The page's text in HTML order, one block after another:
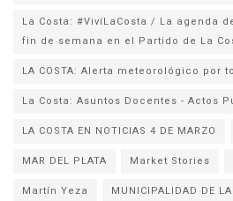
La Costa: #VivíLaCosta / La agenda
fin de semana en el Partido de La
LA COSTA: Alerta meteorológico por
La Costa: Asuntos Docentes - Actos
LA COSTA EN NOTICIAS 4 DE MARZO
MAR DEL PLATA
Market Stories
Martín Yeza
MUNICIPALIDAD DE